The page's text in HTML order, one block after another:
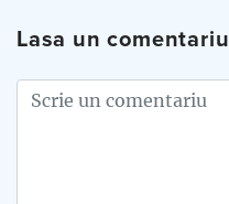
Lasa un comentariu